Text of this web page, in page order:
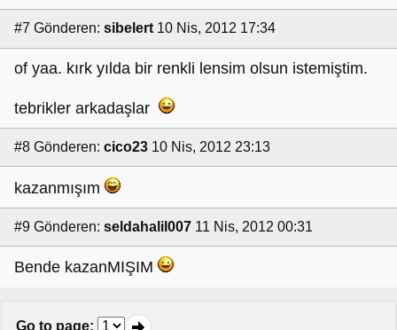
#7 Gönderen: sibelert 10 Nis, 2012 17:34
of yaa. kırk yılda bir renkli lensim olsun istemiştim.
tebrikler arkadaşlar
#8 Gönderen: cico23 10 Nis, 2012 23:13
kazanmışım
#9 Gönderen: seldahalil007 11 Nis, 2012 00:31
Bende kazanMIŞIM
Go to page: